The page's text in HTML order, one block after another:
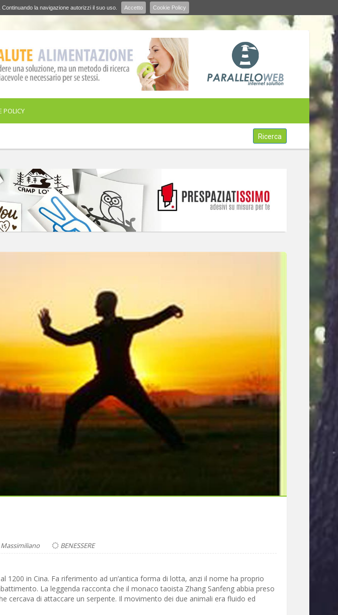
la navigazione autorizzi il suo uso. Accetto Cookie Policy
POLICY
Ricerca
BENESSERE
1200 in Cina. Fa riferimento ad un’antica forma di lotta, anzi il nome ha proprio
La leggenda racconta che il monaco taoista Zhang Sanfeng abbia preso
cercava di attaccare un serpente. Il movimento dei due animali era fluido ed